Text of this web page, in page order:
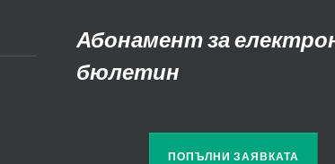
Абонамент за
бюлетин
ПОПЪЛНИ ЗАЯВКАТА